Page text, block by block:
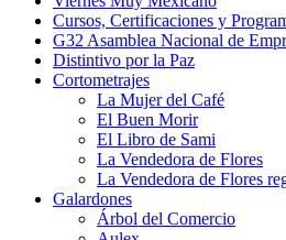
Cursos, Certificaciones y
G32 Asamblea Nacional de
Distintivo por la Paz
Cortometrajes
La Mujer del Café
El Buen Morir
El Libro de Sami
La Vendedora de Flores
La Vendedora de Flores
Galardones
Árbol del Comercio